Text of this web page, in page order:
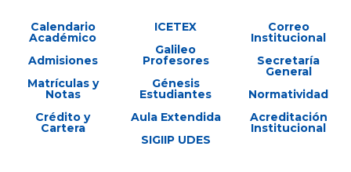
Calendario
Académico
Admisiones
Matrículas y
Notas
Crédito y
Cartera
ICETEX
Galileo
Profesores
Génesis
Estudiantes
Aula Extendida
SIGIIP UDES
Correo
Institucional
Secretaría
General
Normatividad
Acreditación
Institucional